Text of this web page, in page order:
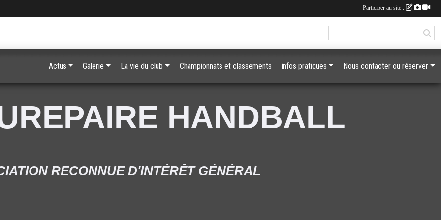
HANDBALL
RECONNUE D'INTÉRÊT GÉNÉRAL
Actus Galerie La vie du club Championnats et classements infos pratiques Nous contacter ou réserver
Participer au site :